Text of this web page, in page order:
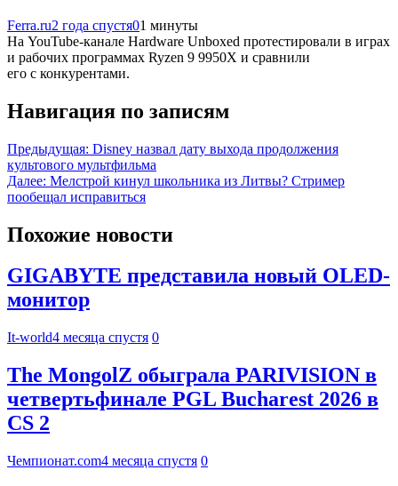
Ferra.ru2 года спустя01 минуты
На YouTube-канале Hardware Unboxed протестировали в играх
и рабочих программах Ryzen 9 9950X и сравнили
его с конкурентами.
Навигация по записям
Предыдущая: Disney назвал дату выхода продолжения
культового мультфильма
Далее: Мелстрой кинул школьника из Литвы? Стример
пообещал исправиться
Похожие новости
GIGABYTE представила новый OLED-
монитор
It-world4 месяца спустя 0
The MongolZ обыграла PARIVISION в
четвертьфинале PGL Bucharest 2026 в
CS 2
Чемпионат.com4 месяца спустя 0